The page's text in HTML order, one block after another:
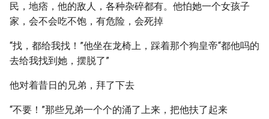
民，地痞，他的敌人，各种杂碎都有。他怕她一个女孩子
家，会不会吃不饱，有危险，会死掉
“找，都给我找！”他坐在龙椅上，踩着那个狗皇帝“都他吗的
去给我找到她，摆脱了”
他对着昔日的兄弟，拜了下去
“不要！”那些兄弟一个个的涌了上来，把他扶了起来